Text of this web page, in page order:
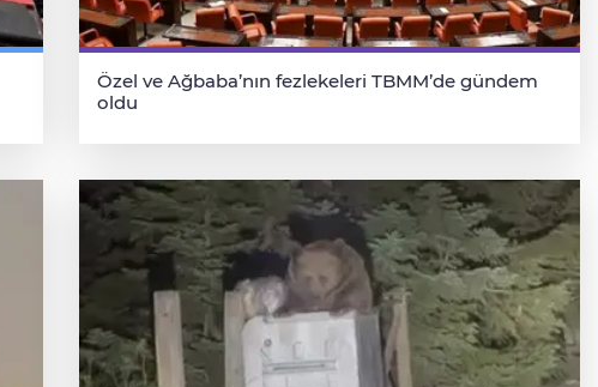
Özel ve Ağbaba’nın fezlekeleri TBMM’de gündem
oldu